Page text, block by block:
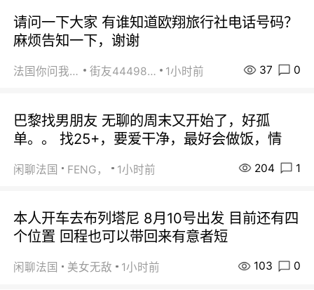
请问一下大家 有谁知道欧翔旅行社电话号码？
麻烦告知一下，谢谢
法国你问我答 街友44498484 1小时前 37 0
巴黎找男朋友 无聊的周末又开始了，好孤
单。。 找25+，要爱干净，最好会做饭，情
闲聊法国 FENG， 1小时前 204 1
本人开车去布列塔尼 8月10号出发 目前还有四
个位置 回程也可以带回来有意者短
闲聊法国 美女无敌 1小时前 103 0